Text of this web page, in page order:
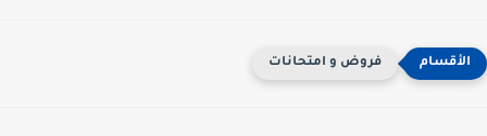
فروض و امتحانات